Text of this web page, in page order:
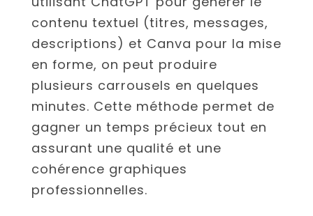
contenu textuel (titres, messages,
descriptions) et Canva pour la mise
en forme, on peut produire
plusieurs carrousels en quelques
minutes. Cette méthode permet de
gagner un temps précieux tout en
assurant une qualité et une
cohérence graphiques
professionnelles.